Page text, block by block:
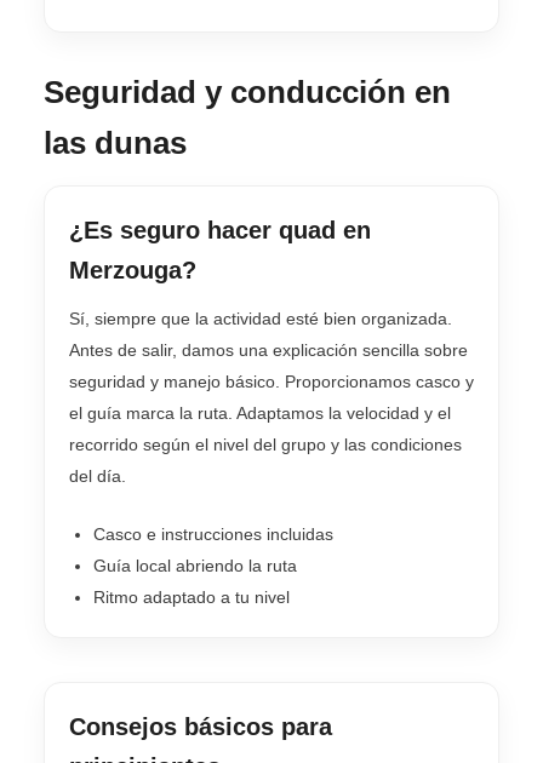
Seguridad y conducción en
las dunas
¿Es seguro hacer quad en
Merzouga?
Sí, siempre que la actividad esté bien organizada.
Antes de salir, damos una explicación sencilla sobre
seguridad y manejo básico. Proporcionamos casco y
el guía marca la ruta. Adaptamos la velocidad y el
recorrido según el nivel del grupo y las condiciones
del día.
Casco e instrucciones incluidas
Guía local abriendo la ruta
Ritmo adaptado a tu nivel
Consejos básicos para